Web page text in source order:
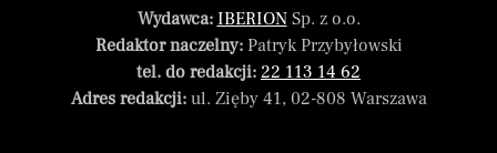
Wydawca: IBERIONSp. z o.o.
Redaktor naczelny:Patryk Przybyłowski
tel. do redakcji: 22 113 14 62
Adres redakcji:ul. Zięby 41, 02-808 Warszawa